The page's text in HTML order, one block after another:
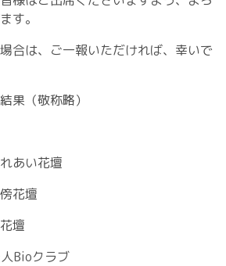
す。
合は、ご一報いただければ、幸いで
果（敬称略）
あい花壇
花壇
壇
クラブ